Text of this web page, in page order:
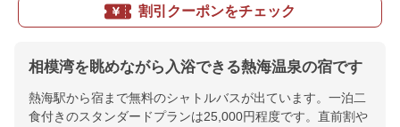
割引クーポンをチェック
相模湾を眺めながら入浴できる熱海温泉の宿です
熱海駅から宿まで無料のシャトルバスが出ています。一泊二
食付きのスタンダードプランは25,000円程度です。直前割や